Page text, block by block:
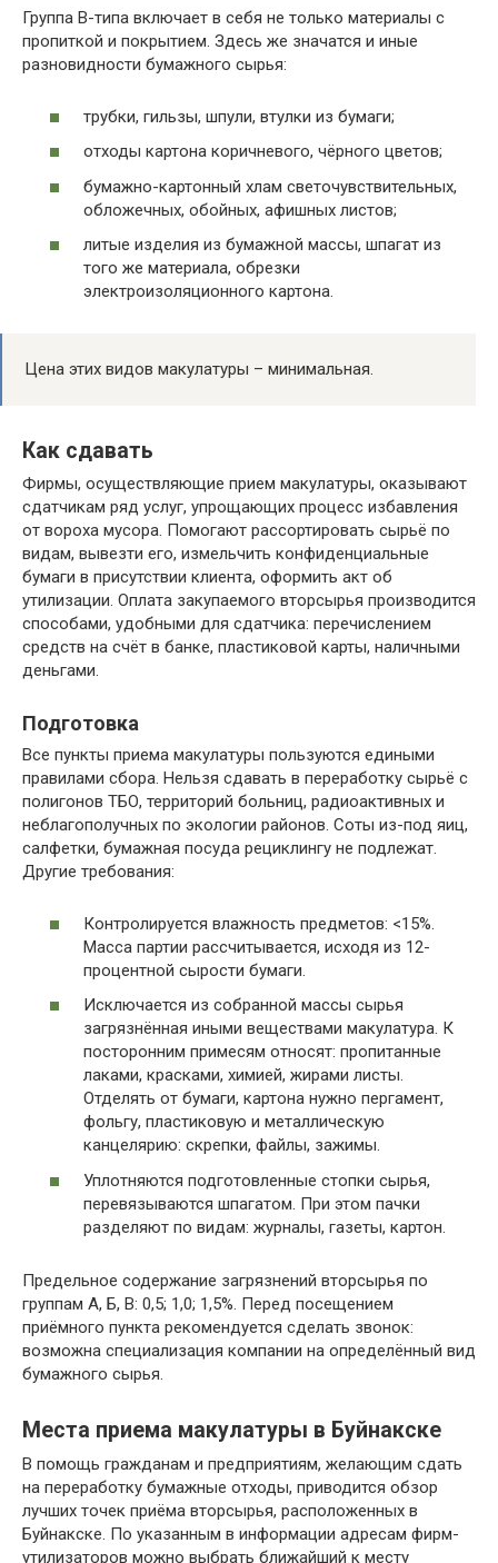
Группа В-типа включает в себя не только материалы с
пропиткой и покрытием. Здесь же значатся и иные
разновидности бумажного сырья:
трубки, гильзы, шпули, втулки из бумаги;
отходы картона коричневого, чёрного цветов;
бумажно-картонный хлам светочувствительных,
обложечных, обойных, афишных листов;
литые изделия из бумажной массы, шпагат из
того же материала, обрезки
электроизоляционного картона.
Цена этих видов макулатуры – минимальная.
Как сдавать
Фирмы, осуществляющие прием макулатуры, оказывают
сдатчикам ряд услуг, упрощающих процесс избавления
от вороха мусора. Помогают рассортировать сырьё по
видам, вывезти его, измельчить конфиденциальные
бумаги в присутствии клиента, оформить акт об
утилизации. Оплата закупаемого вторсырья производится
способами, удобными для сдатчика: перечислением
средств на счёт в банке, пластиковой карты, наличными
деньгами.
Подготовка
Все пункты приема макулатуры пользуются едиными
правилами сбора. Нельзя сдавать в переработку сырьё с
полигонов ТБО, территорий больниц, радиоактивных и
неблагополучных по экологии районов. Соты из-под яиц,
салфетки, бумажная посуда рециклингу не подлежат.
Другие требования:
Контролируется влажность предметов: <15%.
Масса партии рассчитывается, исходя из 12-
процентной сырости бумаги.
Исключается из собранной массы сырья
загрязнённая иными веществами макулатура. К
посторонним примесям относят: пропитанные
лаками, красками, химией, жирами листы.
Отделять от бумаги, картона нужно пергамент,
фольгу, пластиковую и металлическую
канцелярию: скрепки, файлы, зажимы.
Уплотняются подготовленные стопки сырья,
перевязываются шпагатом. При этом пачки
разделяют по видам: журналы, газеты, картон.
Предельное содержание загрязнений вторсырья по
группам А, Б, В: 0,5; 1,0; 1,5%. Перед посещением
приёмного пункта рекомендуется сделать звонок:
возможна специализация компании на определённый вид
бумажного сырья.
Места приема макулатуры в Буйнакске
В помощь гражданам и предприятиям, желающим сдать
на переработку бумажные отходы, приводится обзор
лучших точек приёма вторсырья, расположенных в
Буйнакске. По указанным в информации адресам фирм-
утилизаторов можно выбрать ближайший к месту